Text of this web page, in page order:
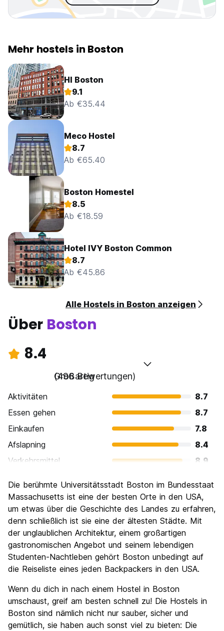
Mehr hostels in Boston
HI Boston
9.1
Ab €35.44
Meco Hostel
8.7
Ab €65.40
Boston Homestel
8.5
Ab €18.59
Hotel IVY Boston Common
8.7
Ab €45.86
Alle Hostels in Boston anzeigen
Über Boston
8.4
Großartig
(496 Bewertungen)
Aktivitäten
8.7
Essen gehen
8.7
Einkaufen
7.8
Afslapning
8.4
Verkehrsmittel
8.9
Kultur
9.1
Nachtleben / Party
7.7
Preis-Leistungsverhältnis
7.5
Die berühmte Universitätsstadt Boston im Bundesstaat
Massachusetts ist eine der besten Orte in den USA,
um etwas über die Geschichte des Landes zu erfahren,
denn schließlich ist sie eine der ältesten Städte. Mit
der unglaublichen Architektur, einem großartigen
gastronomischen Angebot und seinem lebendigen
Studenten-Nachtleben gehört Boston unbedingt auf
die Reiseliste eines jeden Backpackers in den USA.
Wenn du dich in nach einem Hostel in Boston
umschaust, greif am besten schnell zu! Die Hostels in
Boston sind nämlich nicht nur sauber, sicher und
gemütlich, sie haben auch sonst viel zu bieten: Die